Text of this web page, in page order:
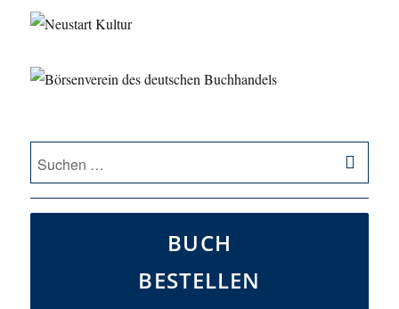
Suche
nach:
BUCH
BESTELLEN